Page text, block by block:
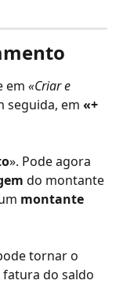
em «Criar e
seguida, em «+
». Pode agora
do montante
montante
tornar o
fatura do saldo